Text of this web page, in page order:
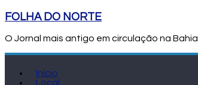
FOLHA DO NORTE
O Jornal mais antigo em circulação na Bahia
Início
Local